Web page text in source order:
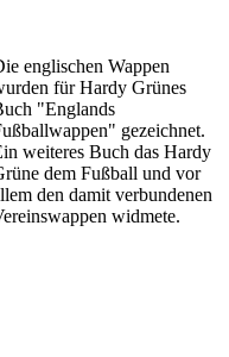
englischen Wappen
für Hardy Grünes
"Englands
gezeichnet.
weiteres Buch das Hardy
dem Fußball und vor
den damit verbundenen
widmete.